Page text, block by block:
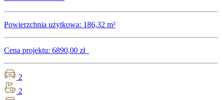
Powierzchnia użytkowa: 186,32 m²
Cena projektu: 6890,00 zł
2
2